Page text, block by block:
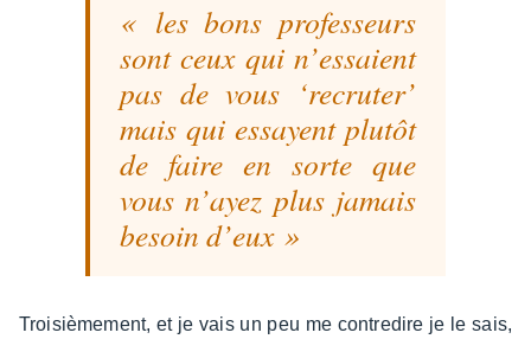
les bons profes­seurs
sont ceux qui n’es­saient
pas de vous ‘recru­ter’
mais qui essayent plutôt
de faire en sorte que
vous n’ayez plus jamais
besoin d’eux
Troi­siè­me­ment, et je vais un peu me contre­dire je le sais,